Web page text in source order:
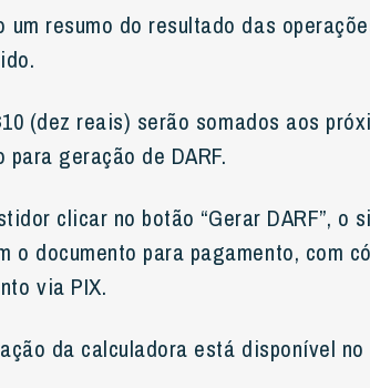
um resumo do resultado das
(dez reais) serão somados aos
geração de DARF.
clicar no botão “Gerar DARF”, o
o documento para pagamento, com
via PIX.
da calculadora está disponível